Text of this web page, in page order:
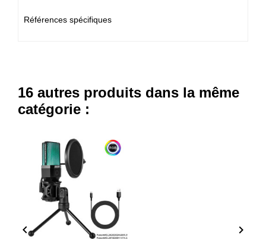
Références spécifiques
16 autres produits dans la même
catégorie :
 